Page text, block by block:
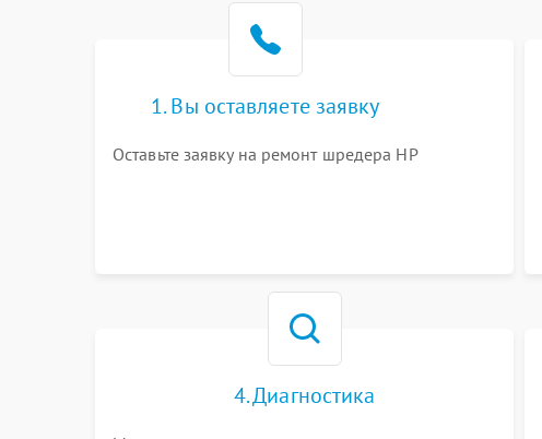
1. Вы оставляете заявку
Оставьте заявку на ремонт шредера HP
4. Диагностика